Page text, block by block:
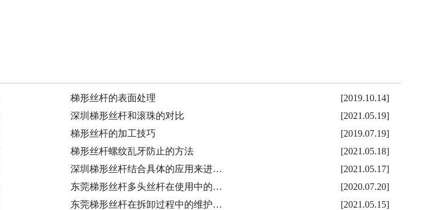
[2019.10.14]
梯形丝杆的表面处理
[2021.05.19]
深圳梯形丝杆和滚珠的对比
[2019.07.19]
梯形丝杆的加工技巧
[2021.05.18]
梯形丝杆螺纹乱牙防止的方法
[2021.05.17]
深圳梯形丝杆结合具体的应用来进…
[2020.07.20]
东莞梯形丝杆多头丝杆在使用中的…
[2021.05.15]
东莞梯形丝杆在拆卸过程中的维护…